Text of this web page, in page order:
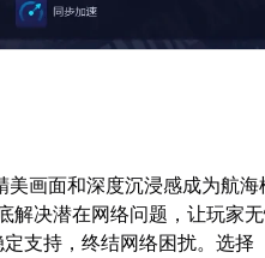
画面和深度沉浸感成为航海
解决潜在网络问题，让玩家
支持，终结网络困扰。选择